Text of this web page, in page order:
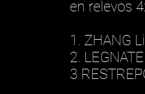
en relevos
1. ZHANG
2.
3